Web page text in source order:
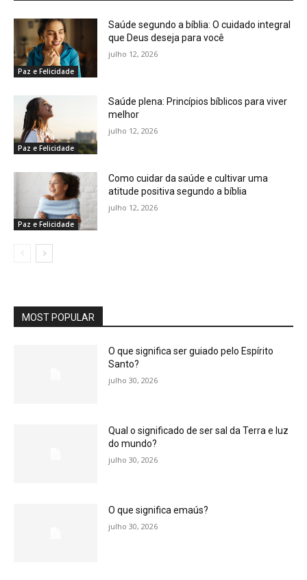
Paz e Felicidade
Saúde segundo a bíblia: O cuidado integral
que Deus deseja para você
julho 12, 2026
Paz e Felicidade
Saúde plena: Princípios bíblicos para viver
melhor
julho 12, 2026
Paz e Felicidade
Como cuidar da saúde e cultivar uma
atitude positiva segundo a bíblia
julho 12, 2026
MOST POPULAR
O que significa ser guiado pelo Espírito
Santo?
julho 30, 2026
Qual o significado de ser sal da Terra e luz
do mundo?
julho 30, 2026
O que significa emaús?
julho 30, 2026